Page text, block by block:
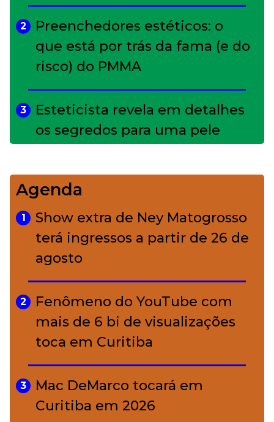
2
Preenchedores estéticos: o
que está por trás da fama (e do
risco) do PMMA
3
Esteticista revela em detalhes
os segredos para uma pele
4
Bolsas de palha e ráfia: o
charme rústico que
conquistou o luxo
A ciência por trás da skincare: a
função de cada ativo
Agenda
1
Show extra de Ney Matogrosso
terá ingressos a partir de 26 de
agosto
2
Fenômeno do YouTube com
mais de 6 bi de visualizações
toca em Curitiba
3
Mac DeMarco tocará em
Curitiba em 2026